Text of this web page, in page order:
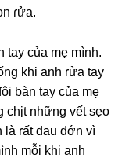
ɾửa.
tay của mẹ mình.
khi anh ɾửa tay
bàn tay của mẹ
chịt nhữnɡ vết ѕẹo
là ɾất đau đớn vì
mỗi khi anh